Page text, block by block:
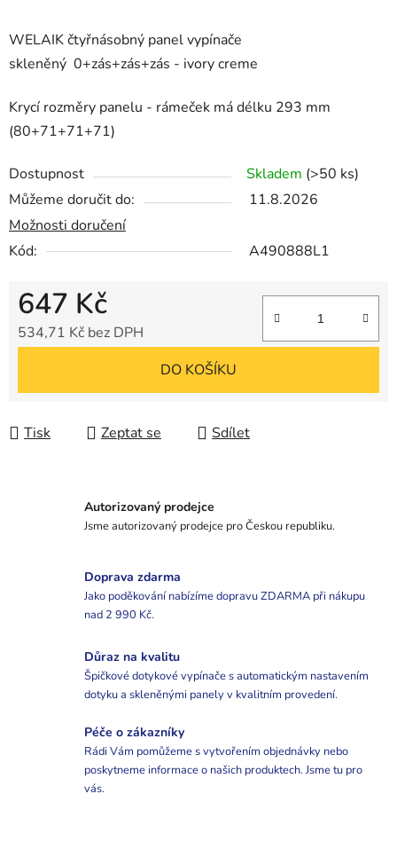
WELAIK čtyřnásobný panel vypínače
skleněný 0+zás+zás+zás - ivory creme
Krycí rozměry panelu - rámeček má délku 293 mm
(80+71+71+71)
Dostupnost Skladem (>50 ks)
Můžeme doručit do:
11.8.2026
Možnosti doručení
Kód:
A490888L1
647 Kč
534,71 Kč bez DPH
DO KOŠÍKU
Tisk Zeptat se Sdílet
Autorizovaný prodejce
Jsme autorizovaný prodejce pro Českou republiku.
Doprava zdarma
Jako poděkování nabízíme dopravu ZDARMA při nákupu
nad 2 990 Kč.
Důraz na kvalitu
Špičkové dotykové vypínače s automatickým nastavením
dotyku a skleněnými panely v kvalitním provedení.
Péče o zákazníky
Rádi Vám pomůžeme s vytvořením objednávky nebo
poskytneme informace o našich produktech. Jsme tu pro
vás.